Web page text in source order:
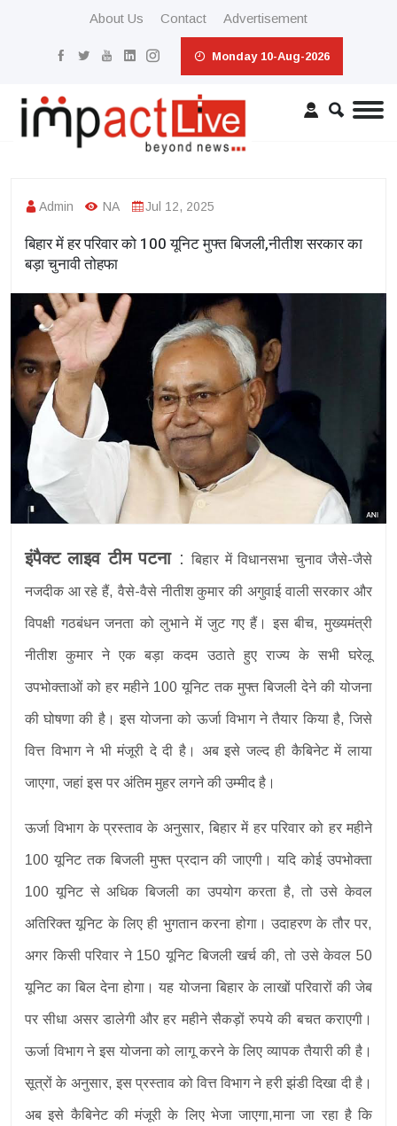
About Us Contact Advertisement
Monday 10-Aug-2026
Admin NA Jul 12, 2025
बिहार में हर परिवार को 100 यूनिट मुफ्त बिजली,नीतीश सरकार का
बड़ा चुनावी तोहफा
इंपैक्ट लाइव टीम पटना:बिहार में विधानसभा चुनाव जैसे-जैसे
नजदीक आ रहे हैं, वैसे-वैसे नीतीश कुमार की अगुवाई वाली सरकार और
विपक्षी गठबंधन जनता को लुभाने में जुट गए हैं। इस बीच, मुख्यमंत्री
नीतीश कुमार ने एक बड़ा कदम उठाते हुए राज्य के सभी घरेलू
उपभोक्ताओं को हर महीने 100 यूनिट तक मुफ्त बिजली देने की योजना
की घोषणा की है। इस योजना को ऊर्जा विभाग ने तैयार किया है, जिसे
वित्त विभाग ने भी मंजूरी दे दी है। अब इसे जल्द ही कैबिनेट में लाया
जाएगा, जहां इस पर अंतिम मुहर लगने की उम्मीद है।
ऊर्जा विभाग के प्रस्ताव के अनुसार, बिहार में हर परिवार को हर महीने
100 यूनिट तक बिजली मुफ्त प्रदान की जाएगी। यदि कोई उपभोक्ता
100 यूनिट से अधिक बिजली का उपयोग करता है, तो उसे केवल
अतिरिक्त यूनिट के लिए ही भुगतान करना होगा। उदाहरण के तौर पर,
अगर किसी परिवार ने 150 यूनिट बिजली खर्च की, तो उसे केवल 50
यूनिट का बिल देना होगा। यह योजना बिहार के लाखों परिवारों की जेब
पर सीधा असर डालेगी और हर महीने सैकड़ों रुपये की बचत कराएगी।
ऊर्जा विभाग ने इस योजना को लागू करने के लिए व्यापक तैयारी की है।
सूत्रों के अनुसार, इस प्रस्ताव को वित्त विभाग ने हरी झंडी दिखा दी है।
अब इसे कैबिनेट की मंजूरी के लिए भेजा जाएगा,माना जा रहा है कि